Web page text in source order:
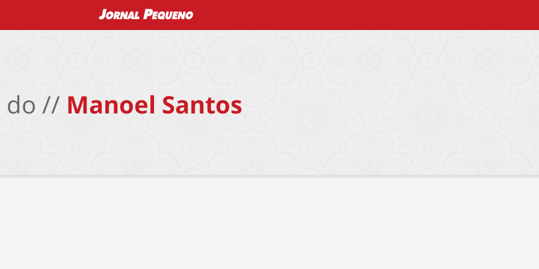
do // Manoel Santos